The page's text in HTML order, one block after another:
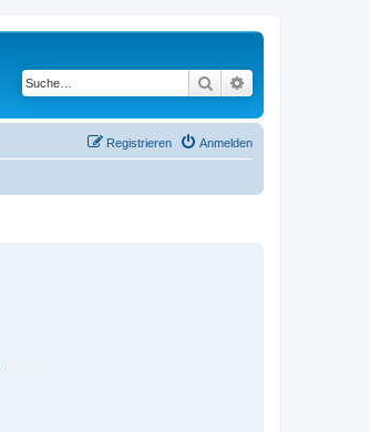
Suche
Anmelden
Registrieren